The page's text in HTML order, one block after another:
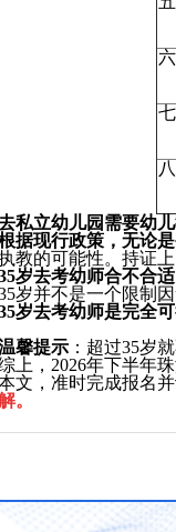
六
七
八
私立幼儿园需要幼
据现行政策，无论
教的可能性。持证
岁去考幼师合不合适
岁并不是一个限制
岁去考幼师是完全
馨提示 ：超过35岁
上，2026年下半年
文，准时完成报名并
。